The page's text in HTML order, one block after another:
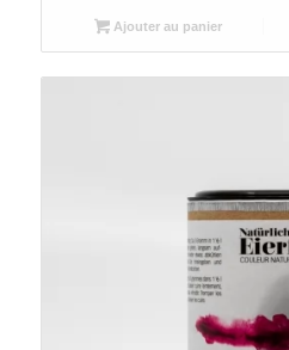
Ajouter au panier